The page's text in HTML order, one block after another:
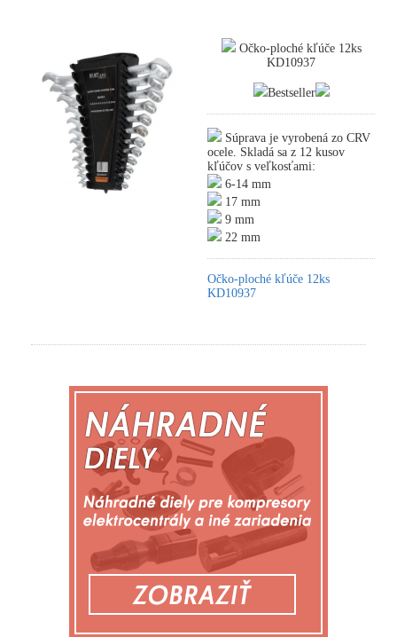
Očko-ploché kľúče 12ks
KD10937
Bestseller
Súprava je vyrobená zo CRV
ocele. Skladá sa z 12 kusov
kľúčov s veľkosťami:
6-14 mm
17 mm
9 mm
22 mm
Očko-ploché kľúče 12ks
KD10937